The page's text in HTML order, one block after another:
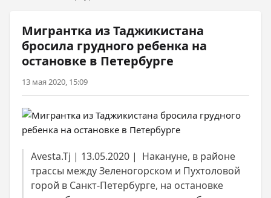
Мигрантка из Таджикистана
бросила грудного ребенка на
остановке в Петербурге
13 мая 2020, 15:09
Avesta.Tj | 13.05.2020 | Накануне, в районе
трассы между Зеленогорском и Пухтоловой
горой в Санкт-Петербурге, на остановке